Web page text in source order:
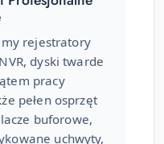
rejestratory
dyski twarde
pracy
pełen osprzęt
buforowe,
uchwyty,